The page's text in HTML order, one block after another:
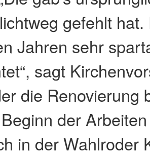
gefehlt
Jahren sehr
sagt
die Renovierung
der
in der Wahlroder